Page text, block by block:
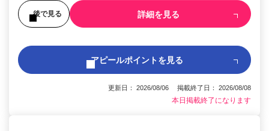
後で見る 詳細を見る
アピールポイントを見る
更新日： 2026/08/06 掲載終了日： 2026/08/08
本日掲載終了になります